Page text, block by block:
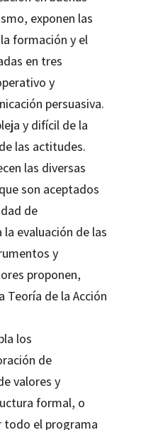
exponen las
formación y el
en tres
y
persuasiva.
y difícil de la
las actitudes.
las diversas
son aceptados
de
evaluación de las
y
proponen,
Teoría de la Acción
los
de
valores y
formal, o
todo el programa